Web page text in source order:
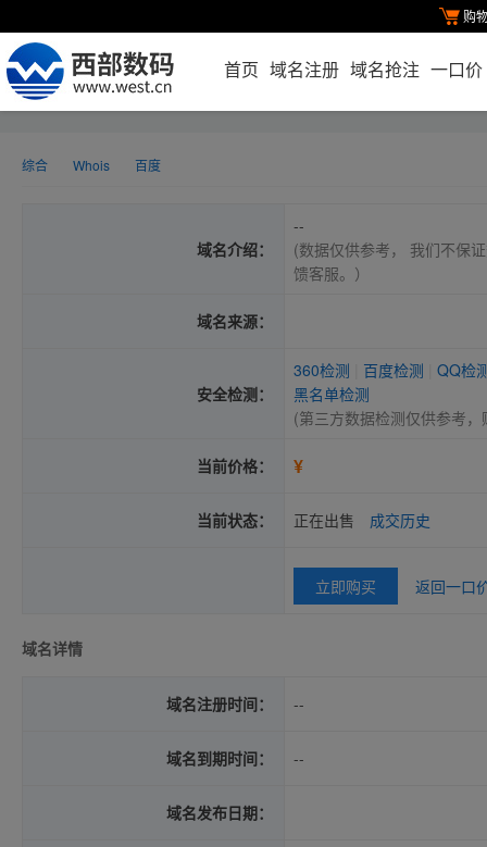
购
首页 域名注册 域名抢注 一口价
综合 Whois 百度
域名介绍：
--
(数据仅供参考， 我们不保
馈客服。）
域名来源：
安全检测：
360检测 百度检测
QQ检
黑名单检测
(第三方数据检测仅供参考
当前价格： ¥
当前状态： 正在出售 成交历史
立即购买 返回一口
域名详情
域名注册时间： --
域名到期时间： --
域名发布日期：